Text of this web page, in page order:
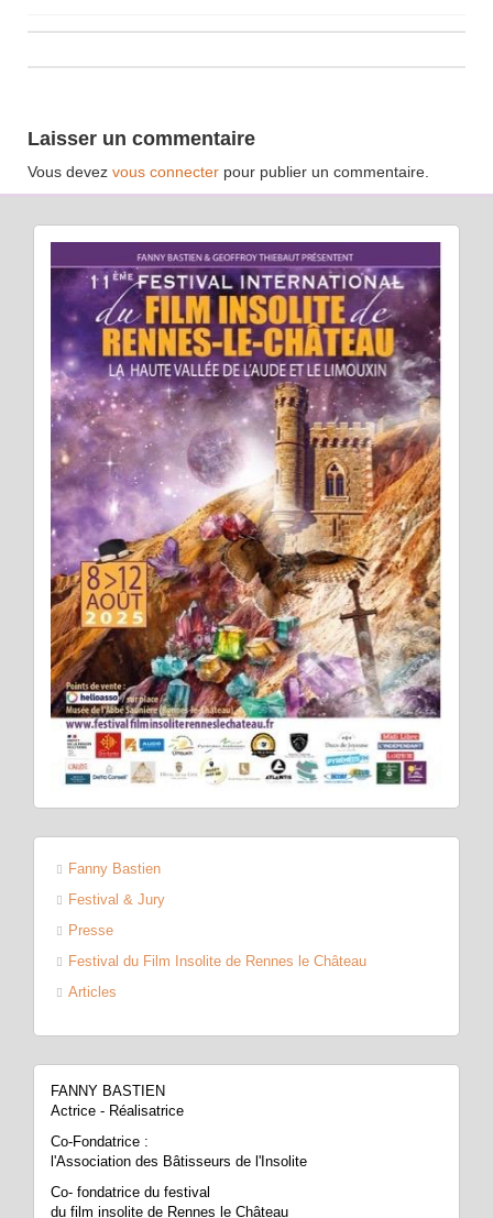
Laisser un commentaire
Vous devez vous connecter pour publier un commentaire.
Fanny Bastien
Festival & Jury
Presse
Festival du Film Insolite de Rennes le Château
Articles
FANNY BASTIEN
Actrice - Réalisatrice
Co-Fondatrice :
l'Association des Bâtisseurs de l'Insolite
Co- fondatrice du festival
du film insolite de Rennes le Château